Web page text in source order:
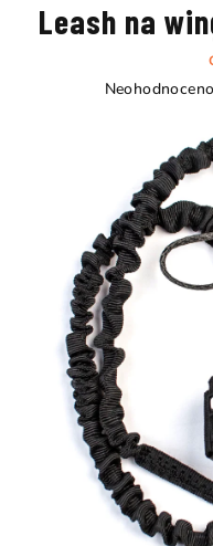
Leash na
Průměrné
5
hvězdiček.
Neohodnoceno